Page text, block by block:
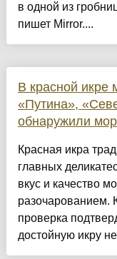
в одной из
пишет Mirror....
В красной икре
«Путина»,
обнаружили
Красная икра
главных
вкус и качество
разочарованием.
проверка
достойную икру